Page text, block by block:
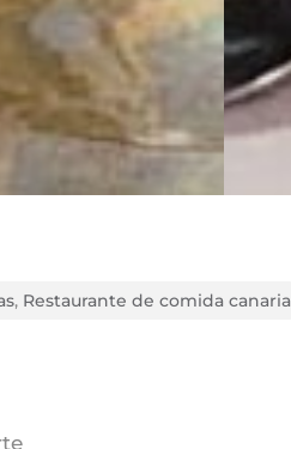
, Restaurante de comida canaria